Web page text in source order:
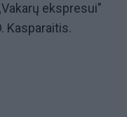
ekspresui"
Kasparaitis.